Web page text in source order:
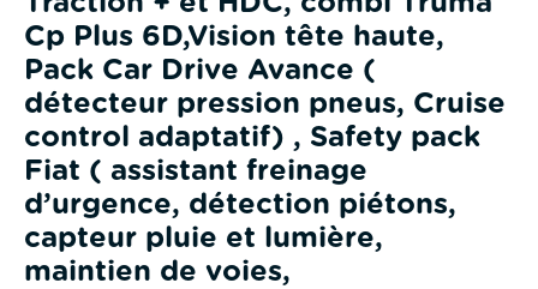
Cp Plus 6D,Vision tête haute,
Pack Car Drive Avance (
détecteur pression pneus, Cruise
control adaptatif) , Safety pack
Fiat ( assistant freinage
d’urgence, détection piétons,
capteur pluie et lumière,
maintien de voies,